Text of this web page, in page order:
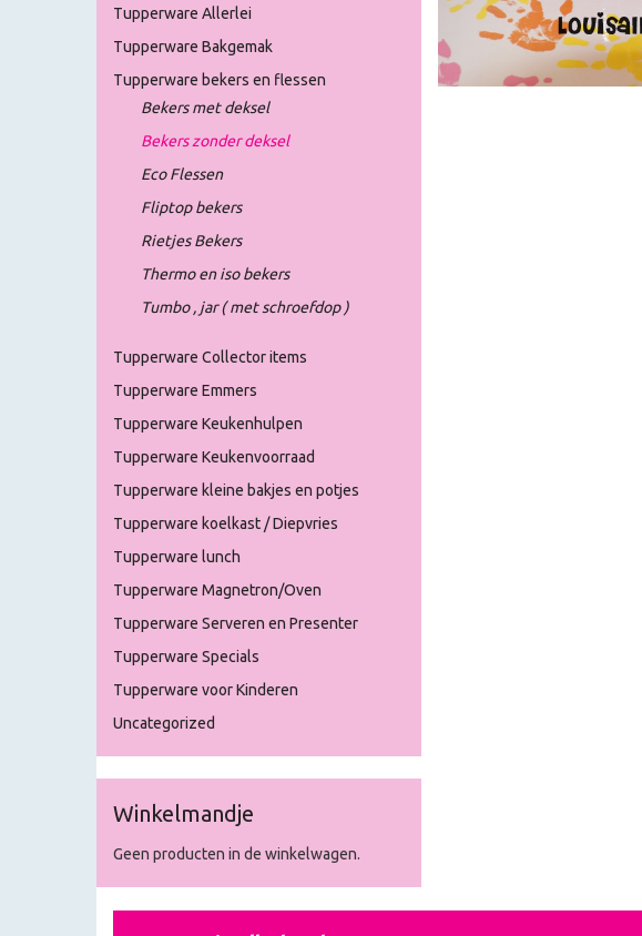
Tupperware Allerlei
Tupperware Bakgemak
Tupperware bekers en flessen
Bekers met deksel
Bekers zonder deksel
Eco Flessen
Fliptop bekers
Rietjes Bekers
Thermo en iso bekers
Tumbo , jar ( met schroefdop )
Tupperware Collector items
Tupperware Emmers
Tupperware Keukenhulpen
Tupperware Keukenvoorraad
Tupperware kleine bakjes en potjes
Tupperware koelkast / Diepvries
Tupperware lunch
Tupperware Magnetron/Oven
Tupperware Serveren en Presenter
Tupperware Specials
Tupperware voor Kinderen
Uncategorized
Winkelmandje
Geen producten in de winkelwagen.